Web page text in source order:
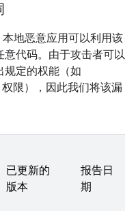
地恶意应用可以利用该
代码。由于攻击者可以
规定的权能（如
权限），因此我们将该漏
已更新的
版本
报告日
期